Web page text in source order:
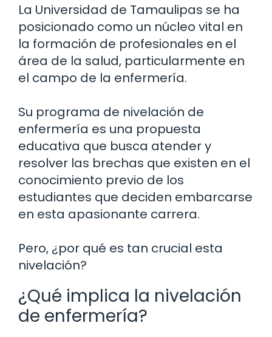
La Universidad de Tamaulipas se ha
posicionado como un núcleo vital en
la formación de profesionales en el
área de la salud, particularmente en
el campo de la enfermería.
Su programa de nivelación de
enfermería es una propuesta
educativa que busca atender y
resolver las brechas que existen en el
conocimiento previo de los
estudiantes que deciden embarcarse
en esta apasionante carrera.
Pero, ¿por qué es tan crucial esta
nivelación?
¿Qué implica la nivelación
de enfermería?